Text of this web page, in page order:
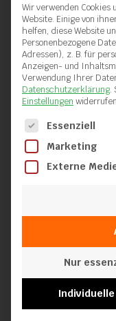
Wir verwenden Cookies
Website. Einige von
helfen, diese Website
Personenbezogene
Adressen), z. B. für
Anzeigen- und
Verwendung Ihrer
Datenschutzerklärung.
Einstellungen
Es folgt eine Liste
Essenziell
Marketing
Externe
Nur